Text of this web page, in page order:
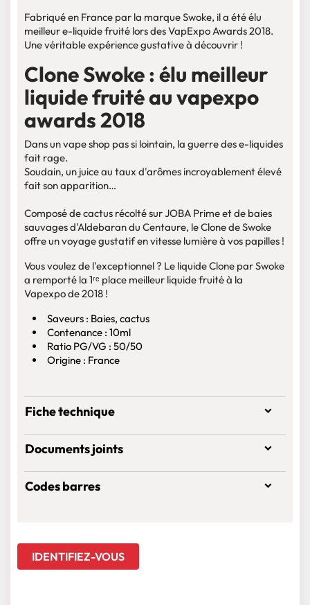
Fabriqué en France par la marque Swoke, il a été élu
meilleur e-liquide fruité lors des VapExpo Awards 2018.
Une véritable expérience gustative à découvrir !
Clone Swoke : élu meilleur
liquide fruité au vapexpo
awards 2018
Dans un vape shop pas si lointain, la guerre des e-liquides
fait rage.
Soudain, un juice au taux d'arômes incroyablement élevé
fait son apparition…
Composé de cactus récolté sur JOBA Prime et de baies
sauvages d'Aldebaran du Centaure, le Clone de Swoke
offre un voyage gustatif en vitesse lumière à vos papilles !
Vous voulez de l'exceptionnel ? Le liquide Clone par Swoke
a remporté la 1ʳᵉ place meilleur liquide fruité à la
Vapexpo de 2018 !
Saveurs : Baies, cactus
Contenance : 10ml
Ratio PG/VG : 50/50
Origine : France
Fiche technique
Documents joints
Codes barres
IDENTIFIEZ-VOUS